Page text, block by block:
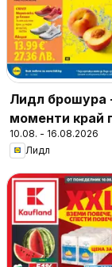
Лидл брошура
моменти край
10.08. - 16.08.2026
Лидл